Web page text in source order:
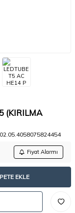
(KIRILMA
02.05.4058075824454
Fiyat Alarmı
EKLE